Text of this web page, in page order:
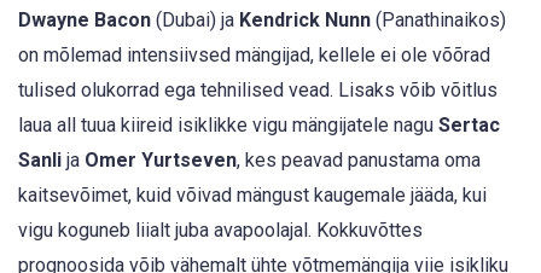
Dwayne Bacon (Dubai) ja Kendrick Nunn (Panathinaikos)
on mõlemad intensiivsed mängijad, kellele ei ole võõrad
tulised olukorrad ega tehnilised vead. Lisaks võib võitlus
laua all tuua kiireid isiklikke vigu mängijatele nagu Sertac
Sanli ja Omer Yurtseven, kes peavad panustama oma
kaitsevõimet, kuid võivad mängust kaugemale jääda, kui
vigu koguneb liialt juba avapoolajal. Kokkuvõttes
prognoosida võib vähemalt ühte võtmemängija viie isikliku